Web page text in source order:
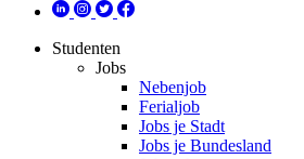
Studenten
Jobs
Nebenjob
Ferialjob
Jobs je Stadt
Jobs je Bundesland